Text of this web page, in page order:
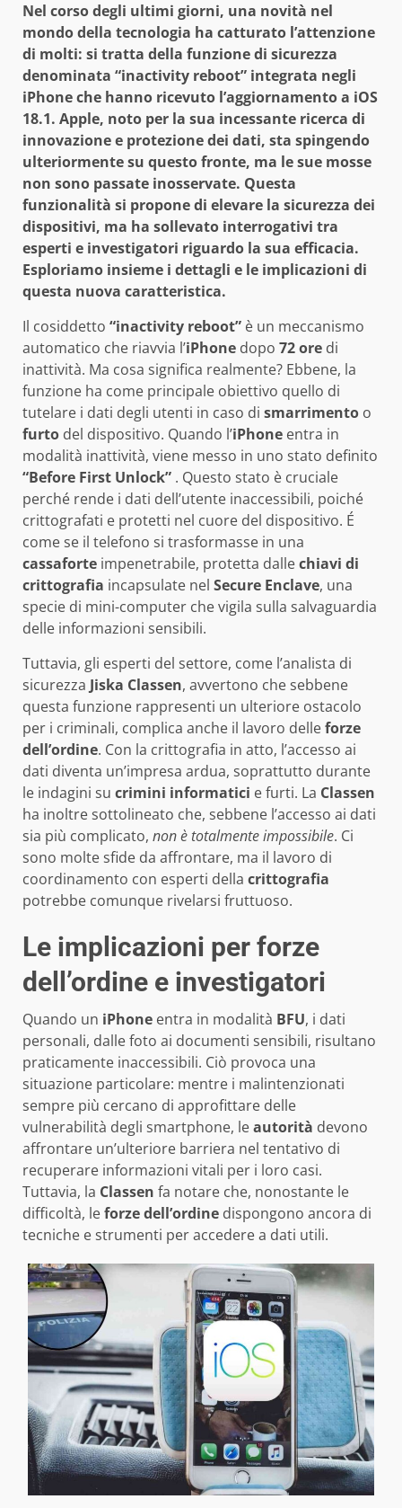
Nel corso degli ultimi giorni, una novità nel
mondo della tecnologia ha catturato l’attenzione
di molti: si tratta della funzione di sicurezza
denominata “inactivity reboot” integrata negli
iPhone che hanno ricevuto l’aggiornamento a iOS
18.1. Apple, noto per la sua incessante ricerca di
innovazione e protezione dei dati, sta spingendo
ulteriormente su questo fronte, ma le sue mosse
non sono passate inosservate. Questa
funzionalità si propone di elevare la sicurezza dei
dispositivi, ma ha sollevato interrogativi tra
esperti e investigatori riguardo la sua efficacia.
Esploriamo insieme i dettagli e le implicazioni di
questa nuova caratteristica.
Il cosiddetto “inactivity reboot” è un meccanismo
automatico che riavvia l’iPhone dopo 72 ore di
inattività. Ma cosa significa realmente? Ebbene, la
funzione ha come principale obiettivo quello di
tutelare i dati degli utenti in caso di smarrimento o
furto del dispositivo. Quando l’iPhone entra in
modalità inattività, viene messo in uno stato definito
“Before First Unlock” . Questo stato è cruciale
perché rende i dati dell’utente inaccessibili, poiché
crittografati e protetti nel cuore del dispositivo. É
come se il telefono si trasformasse in una
cassaforte impenetrabile, protetta dallechiavi di
crittografia incapsulate nel Secure Enclave, una
specie di mini-computer che vigila sulla salvaguardia
delle informazioni sensibili.
Tuttavia, gli esperti del settore, come l’analista di
sicurezza Jiska Classen, avvertono che sebbene
questa funzione rappresenti un ulteriore ostacolo
per i criminali, complica anche il lavoro delleforze
dell’ordine. Con la crittografia in atto, l’accesso ai
dati diventa un’impresa ardua, soprattutto durante
le indagini su crimini informatici e furti. La Classen
ha inoltre sottolineato che, sebbene l’accesso ai dati
sia più complicato, non è totalmente impossibile. Ci
sono molte sfide da affrontare, ma il lavoro di
coordinamento con esperti della crittografia
potrebbe comunque rivelarsi fruttuoso.
Le implicazioni per forze
dell’ordine e investigatori
Quando un iPhone entra in modalità BFU, i dati
personali, dalle foto ai documenti sensibili, risultano
praticamente inaccessibili. Ciò provoca una
situazione particolare: mentre i malintenzionati
sempre più cercano di approfittare delle
vulnerabilità degli smartphone, leautorità devono
affrontare un’ulteriore barriera nel tentativo di
recuperare informazioni vitali per i loro casi.
Tuttavia, la Classen fa notare che, nonostante le
difficoltà, leforze dell’ordine dispongono ancora di
tecniche e strumenti per accedere a dati utili.